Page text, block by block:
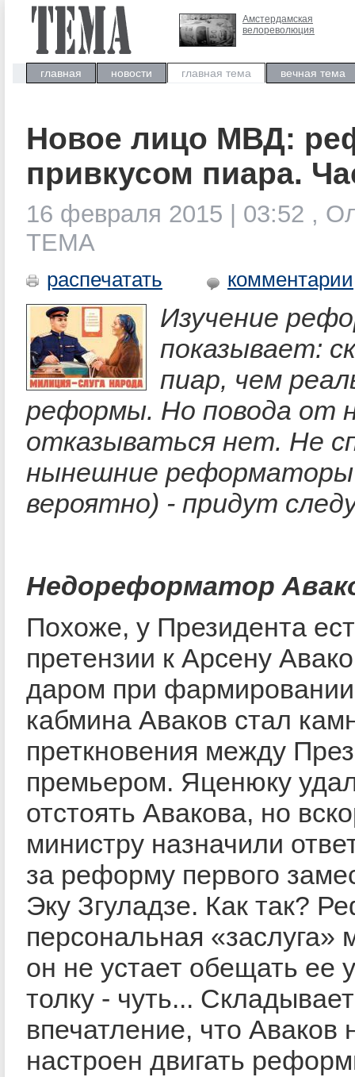
Амстердамская
велореволюция
главная новости главная тема вечная тема
Новое лицо МВД:
привкусом пиара.
16 февраля 2015 | 03:52 ,
ТЕМА
распечатать комментарии
Изучение
показывает:
пиар, чем
реформы. Но повода от
отказываться нет. Не
нынешние
вероятно) - придут
Недореформатор
Похоже, у Президента
претензии к Арсену
даром при фармировании
кабмина Аваков стал
преткновения между
премьером. Яценюку
отстоять Авакова, но
министру назначили
за реформу первого
Эку Згуладзе. Как так?
персональная «заслуга»
он не устает обещать ее
толку - чуть...
впечатление, что Аваков
настроен двигать